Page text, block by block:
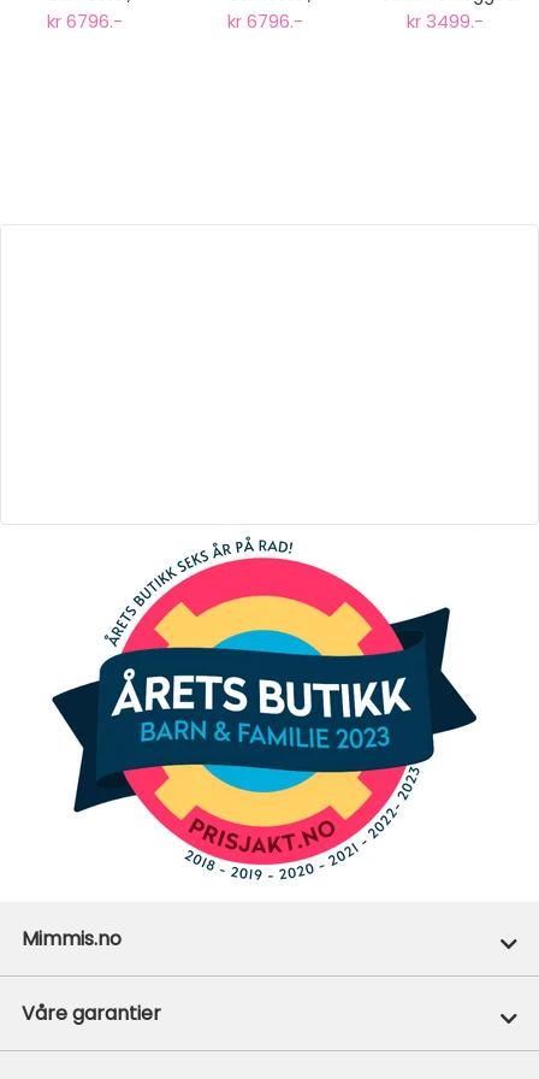
Komplett pakke
kr 6796.-
Komplett pakke
kr 6796.-
Barnestol i Eik,
kr 3499.-
Mimmis.no
Ofte stilte spørsmål
Våre garantier